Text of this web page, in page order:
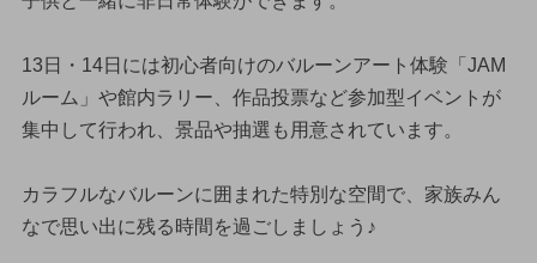
13日・14日には初心者向けのバルーンアート体験「JAM
ルーム」や館内ラリー、作品投票など参加型イベントが
集中して行われ、景品や抽選も用意されています。
カラフルなバルーンに囲まれた特別な空間で、家族みん
なで思い出に残る時間を過ごしましょう♪